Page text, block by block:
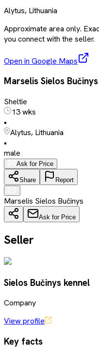
Alytus, Lithuania
Approximate area only.
you connect with the seller.
Open in Google Maps
Marselis Sielos Bučinys
Sheltie
13 wks
•
Alytus, Lithuania
•
male
Ask for Price
Share Report
Marselis Sielos Bučinys
Ask for Price
Seller
Sielos Bučinys kennel
Company
View profile
Key facts